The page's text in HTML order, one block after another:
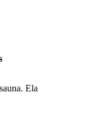
Ela